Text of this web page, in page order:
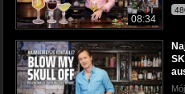
08:34